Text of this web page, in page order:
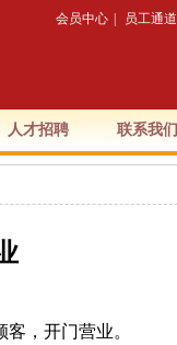
会员中心 员工通道
人才招聘 联系我们
，开门营业。